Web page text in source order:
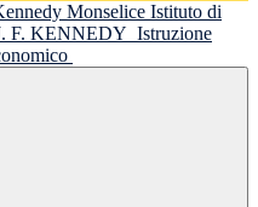
Istituto di
F. KENNEDY Istruzione